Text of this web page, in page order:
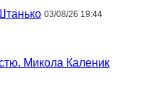
03/08/26 19:44
Микола Каленик